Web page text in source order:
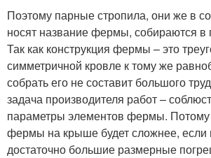
Поэтому парные стропила, они же в
носят название фермы, собираются в
Так как конструкция фермы – это
симметричной кровле к тому же
собрать его не составит большого
задача производителя работ –
параметры элементов фермы. Потому
фермы на крыше будет сложнее,
достаточно большие размерные